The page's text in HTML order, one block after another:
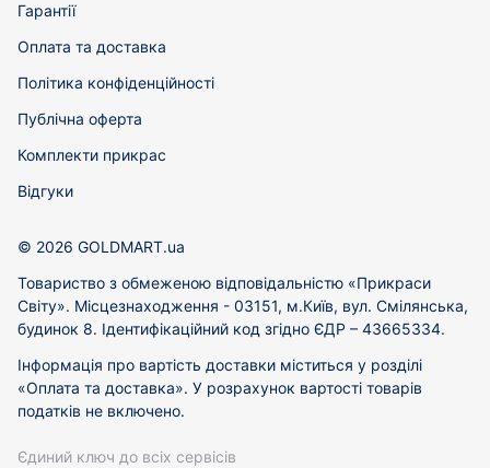
Гарантії
Оплата та доставка
Політика конфіденційності
Публічна оферта
Комплекти прикрас
Відгуки
© 2026 GOLDMART.ua
Товариство з обмеженою відповідальністю «Прикраси
Світу». Місцезнаходження - 03151, м.Київ, вул. Смілянська,
будинок 8. Ідентифікаційний код згідно ЄДР – 43665334.
Інформація про вартість доставки міститься у розділі
«Оплата та доставка». У розрахунок вартості товарів
податків не включено.
Єдиний ключ до всіх сервісів